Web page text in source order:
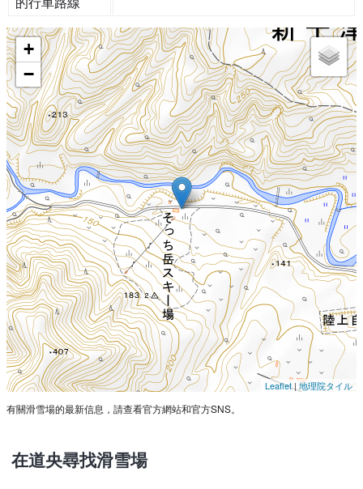
+
−
Leaflet| 地理院タイル
有關滑雪場的最新信息，請查看官方網站和官方SNS。
在道央尋找滑雪場